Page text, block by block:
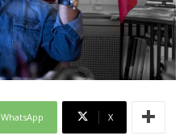
WhatsApp X